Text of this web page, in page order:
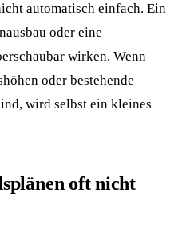
automatisch einfach. Ein
oder eine
wirken. Wenn
oder bestehende
wird selbst ein kleines
oft nicht